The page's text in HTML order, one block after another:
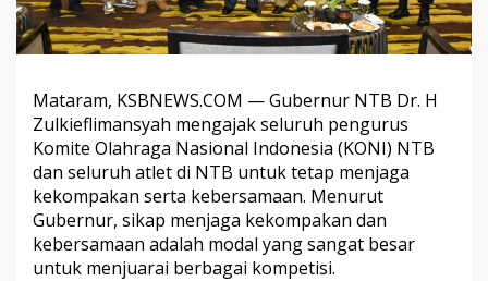
Mataram, KSBNEWS.COM — Gubernur NTB Dr. H
Zulkieflimansyah mengajak seluruh pengurus
Komite Olahraga Nasional Indonesia (KONI) NTB
dan seluruh atlet di NTB untuk tetap menjaga
kekompakan serta kebersamaan. Menurut
Gubernur, sikap menjaga kekompakan dan
kebersamaan adalah modal yang sangat besar
untuk menjuarai berbagai kompetisi.